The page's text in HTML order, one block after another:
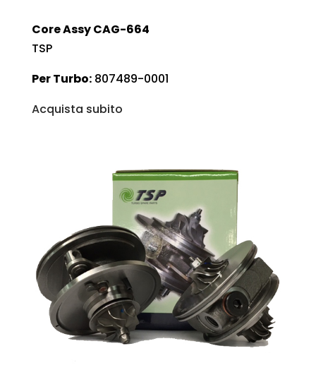
Core Assy CAG-664
TSP
Per Turbo:807489-0001
Acquista subito